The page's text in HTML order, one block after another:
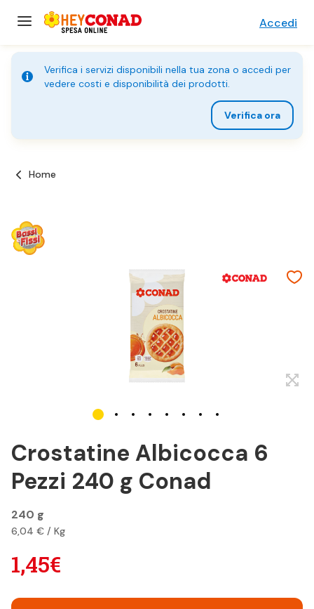
Accedi
Verifica i servizi disponibili nella tua zona o accedi per
vedere costi e disponibilità dei prodotti.
Verifica ora
Home
Crostatine Albicocca 6
Pezzi 240 g Conad
240 g
6,04 € / Kg
1,45€